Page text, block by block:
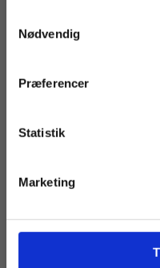
Nødvendig
Præferencer
Statistik
Marketing
Efter mange